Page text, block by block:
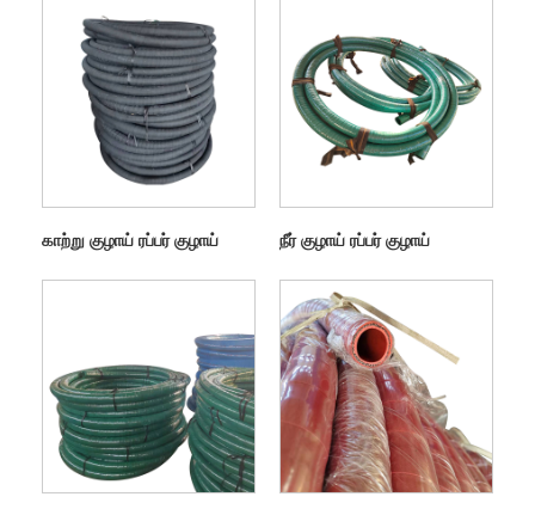
காற்று குழாய் ரப்பர் குழாய் நீர் குழாய் ரப்பர் குழாய்